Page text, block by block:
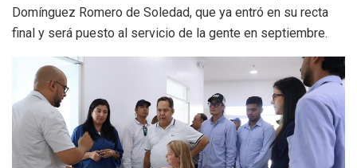
Domínguez Romero de Soledad, que ya entró en su recta
final y será puesto al servicio de la gente en septiembre.